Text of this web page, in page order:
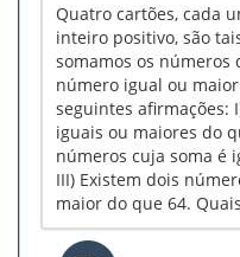
Quatro cartões, cada
inteiro positivo, são
somamos os números
número igual ou
seguintes afirmações:
iguais ou maiores do
números cuja soma é
III) Existem dois
maior do que 64.
necessariamente